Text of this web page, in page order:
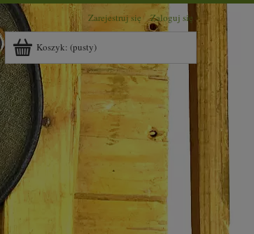
Zarejestruj się Zaloguj się
Koszyk: (pusty)